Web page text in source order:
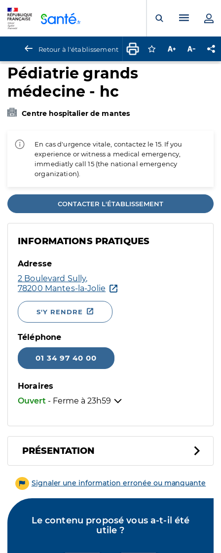
Ouvrir laMenu
Retour à l'établissement Connectez-vous
Augmenter la
Pédiatrie grands
médecine - hc
Centre hospitalier de mantes
En cas d'urgence vitale, contactez le 15. If you
experience or witness a medical emergency,
immediatly call 15 (the national emergency
organization).
CONTACTER L'ÉTABLISSEMENT
INFORMATIONS PRATIQUES
Adresse
2 Boulevard Sully,
78200 Mantes-la-Jolie
S'Y RENDRE
Téléphone
01 34 97 40 00
Horaires
Ouvert - Ferme à 23h59
PRÉSENTATION
Signaler une information erronée ou manquante
Le contenu proposé vous a-t-il été
utile ?